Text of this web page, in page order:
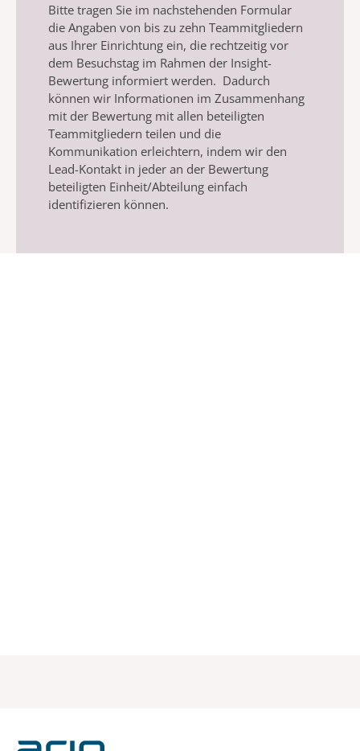
Bitte tragen Sie im nachstehenden Formular
die Angaben von bis zu zehn Teammitgliedern
aus Ihrer Einrichtung ein, die rechtzeitig vor
dem Besuchstag im Rahmen der Insight-
Bewertung informiert werden. Dadurch
können wir Informationen im Zusammenhang
mit der Bewertung mit allen beteiligten
Teammitgliedern teilen und die
Kommunikation erleichtern, indem wir den
Lead-Kontakt in jeder an der Bewertung
beteiligten Einheit/Abteilung einfach
identifizieren können.